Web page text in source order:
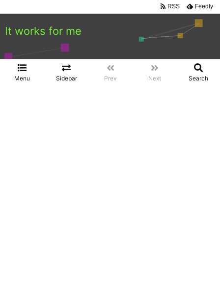
It works for me
Menu Sidebar Prev Next Search
RSS Feedly